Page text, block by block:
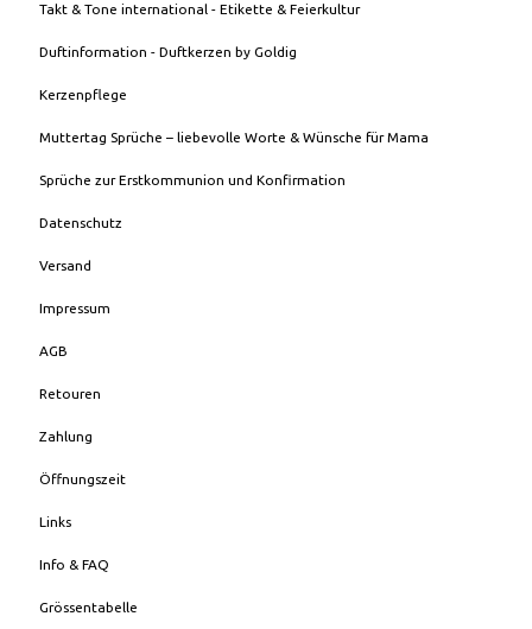
Takt & Tone international - Etikette & Feierkultur
Duftinformation - Duftkerzen by Goldig
Kerzenpflege
Muttertag Sprüche – liebevolle Worte & Wünsche für Mama
Sprüche zur Erstkommunion und Konfirmation
Datenschutz
Versand
Impressum
AGB
Retouren
Zahlung
Öffnungszeit
Links
Info & FAQ
Grössentabelle